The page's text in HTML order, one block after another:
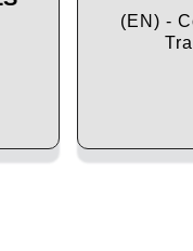
(EN) -